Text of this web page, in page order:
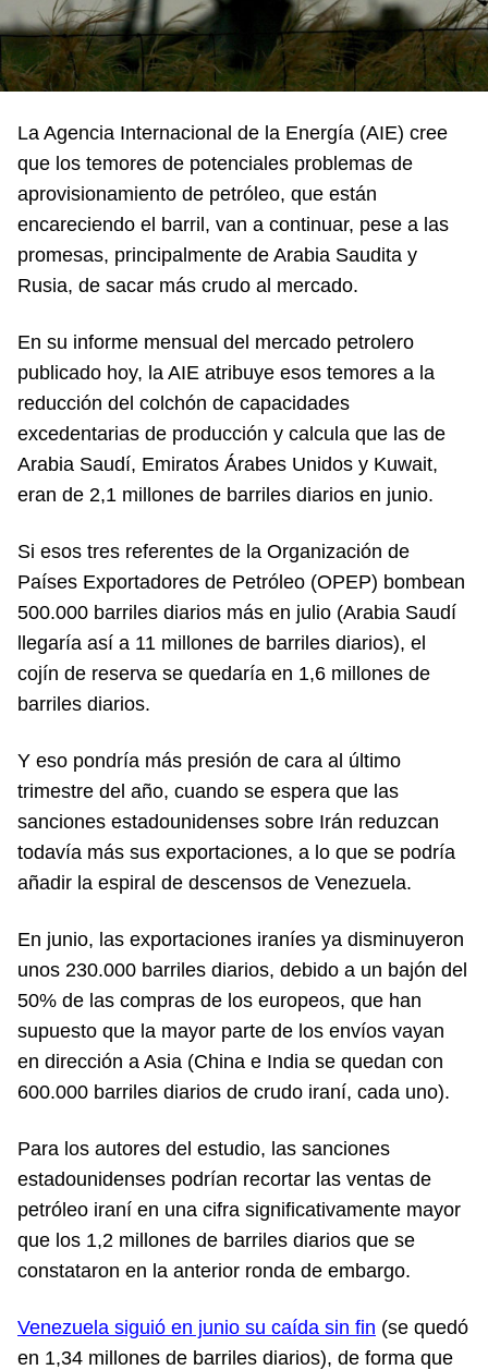
La Agencia Internacional de la Energía (AIE) cree
que los temores de potenciales problemas de
aprovisionamiento de petróleo, que están
encareciendo el barril, van a continuar, pese a las
promesas, principalmente de Arabia Saudita y
Rusia, de sacar más crudo al mercado.
En su informe mensual del mercado petrolero
publicado hoy, la AIE atribuye esos temores a la
reducción del colchón de capacidades
excedentarias de producción y calcula que las de
Arabia Saudí, Emiratos Árabes Unidos y Kuwait,
eran de 2,1 millones de barriles diarios en junio.
Si esos tres referentes de la Organización de
Países Exportadores de Petróleo (OPEP) bombean
500.000 barriles diarios más en julio (Arabia Saudí
llegaría así a 11 millones de barriles diarios), el
cojín de reserva se quedaría en 1,6 millones de
barriles diarios.
Y eso pondría más presión de cara al último
trimestre del año, cuando se espera que las
sanciones estadounidenses sobre Irán reduzcan
todavía más sus exportaciones, a lo que se podría
añadir la espiral de descensos de Venezuela.
En junio, las exportaciones iraníes ya disminuyeron
unos 230.000 barriles diarios, debido a un bajón del
50% de las compras de los europeos, que han
supuesto que la mayor parte de los envíos vayan
en dirección a Asia (China e India se quedan con
600.000 barriles diarios de crudo iraní, cada uno).
Para los autores del estudio, las sanciones
estadounidenses podrían recortar las ventas de
petróleo iraní en una cifra significativamente mayor
que los 1,2 millones de barriles diarios que se
constataron en la anterior ronda de embargo.
Venezuela siguió en junio su caída sin fin (se quedó
en 1,34 millones de barriles diarios), de forma que